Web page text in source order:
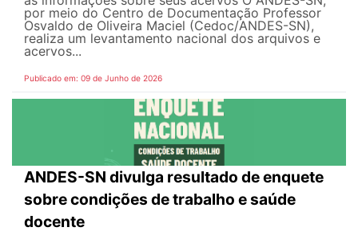
por meio do Centro de Documentação Professor
Osvaldo de Oliveira Maciel (Cedoc/ANDES-SN),
realiza um levantamento nacional dos arquivos e
acervos...
Publicado em: 09 de Junho de 2026
ANDES-SN divulga resultado de enquete
sobre condições de trabalho e saúde
docente